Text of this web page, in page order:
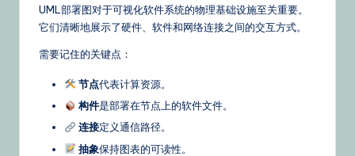
UML部署图对于可视化软件系统的物理基础设施至关重要。
它们清晰地展示了硬件、软件和网络连接之间的交互方式。
需要记住的关键点：
节点代表计算资源。
构件是部署在节点上的软件文件。
连接定义通信路径。
抽象保持图表的可读性。